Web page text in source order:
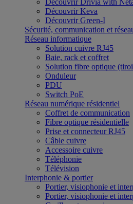
Découvrir Drivia with
Découvrir Keva
Découvrir Green-I
Sécurité, communication et
Réseau informatique
Solution cuivre RJ45
Baie, rack et coffret
Solution fibre optique
Onduleur
PDU
Switch PoE
Réseau numérique résidentiel
Coffret de communication
Fibre optique résidentielle
Prise et connecteur RJ45
Câble cuivre
Accessoire cuivre
Téléphonie
Télévision
Interphonie & portier
Portier, visiophonie et
Portier, visiophonie et